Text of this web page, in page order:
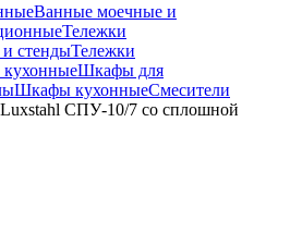
Ванные моечные и
Тележки
стендыТележки
Шкафы для
Шкафы кухонныеСмесители
СПУ-10/7 со сплошной